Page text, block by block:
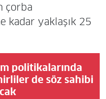
çorba
kadar yaklaşık 25
politikalarında
de söz sahibi